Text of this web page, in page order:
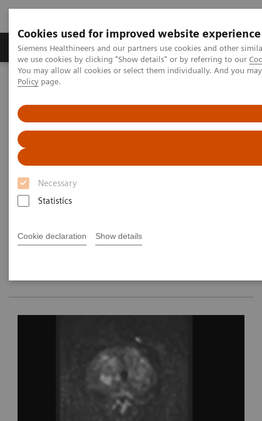
Cookies used for improved website experience
Siemens Healthineers and our partners use cookies and other
we use cookies by clicking "Show details" or by referring to our
You may allow all cookies or select them individually. And you
Policy page.
Necessary
Statistics
Cookie declaration Show details
Productos y servicios Especialidades Clínicas
Siemens Healthineers Latinoamérica
Opciones y actualizaciones
ZOOMitPRO
ZOOMit
Zoomed diffusion weighted imaging for
increased lesion conspicuity.